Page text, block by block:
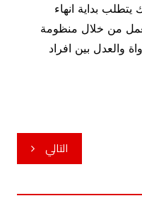
يتطلب بداية انهاء
من خلال منظومة
والعدل بين افراد
التالي